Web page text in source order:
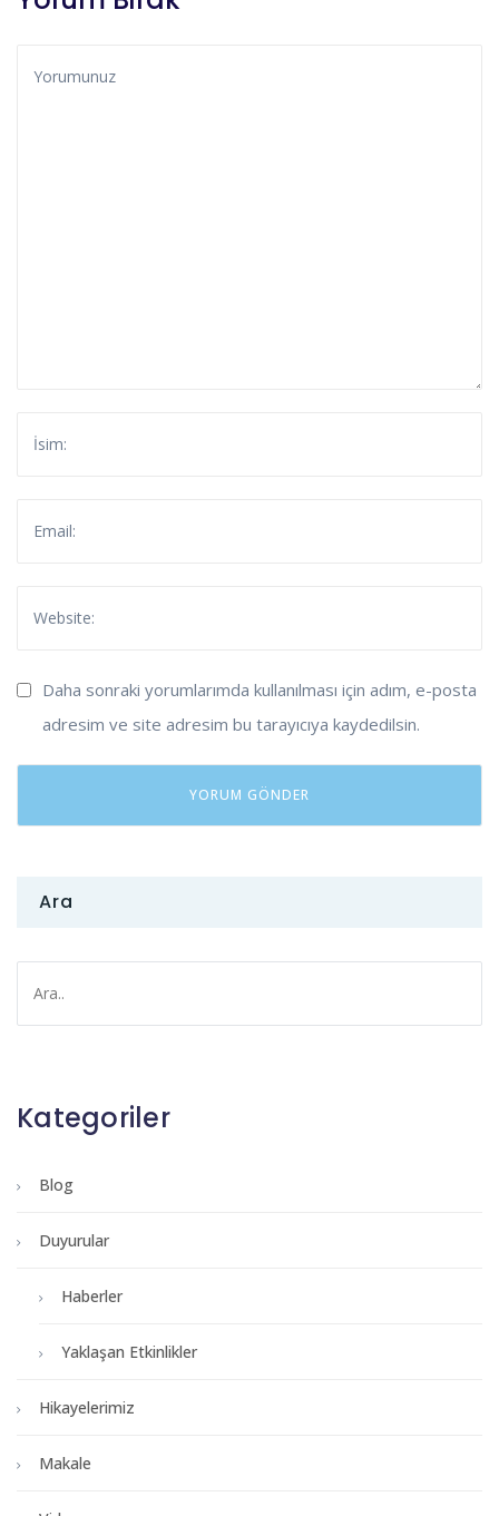
Daha sonraki yorumlarımda kullanılması için adım, e-posta
adresim ve site adresim bu tarayıcıya kaydedilsin.
Ara
Kategoriler
Blog
Duyurular
Haberler
Yaklaşan Etkinlikler
Hikayelerimiz
Makale